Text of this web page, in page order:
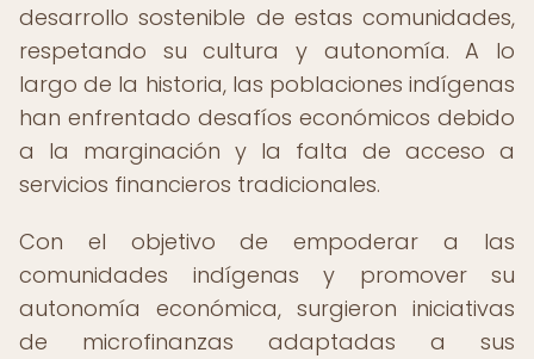
desarrollo sostenible de estas comunidades,
respetando su cultura y autonomía. A lo
largo de la historia, las poblaciones indígenas
han enfrentado desafíos económicos debido
a la marginación y la falta de acceso a
servicios financieros tradicionales.
Con el objetivo de empoderar a las
comunidades indígenas y promover su
autonomía económica, surgieron iniciativas
de microfinanzas adaptadas a sus